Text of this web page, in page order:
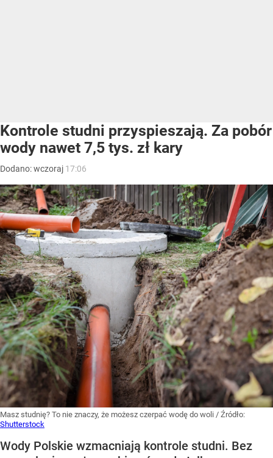
Kontrole studni przyspieszają. Za pobór
wody nawet 7,5 tys. zł kary
Dodano:wczoraj 17:06
Masz studnię? To nie znaczy, że możesz czerpać wodę do woli / Źródło:
Shutterstock
Wody Polskie wzmacniają kontrole studni. Bez